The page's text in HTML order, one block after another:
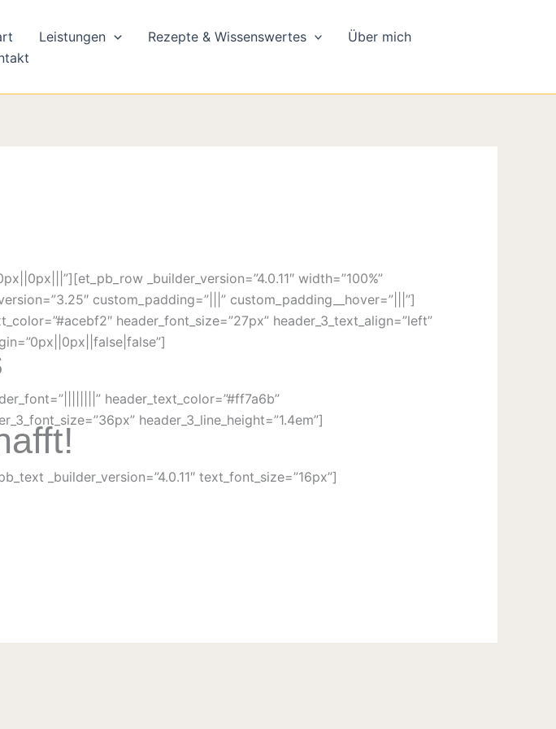
Leistungen Rezepte & Wissenswertes
Über mich
_builder_version=”4.0.11″ width=”100%”
custom_padding=”|||” custom_padding__hover=”|||”]
header_font_size=”27px” header_3_text_align=”left”
header_text_color=”#ff7a6b”
header_3_line_height=”1.4em”]
_builder_version=”4.0.11″ text_font_size=”16px”]